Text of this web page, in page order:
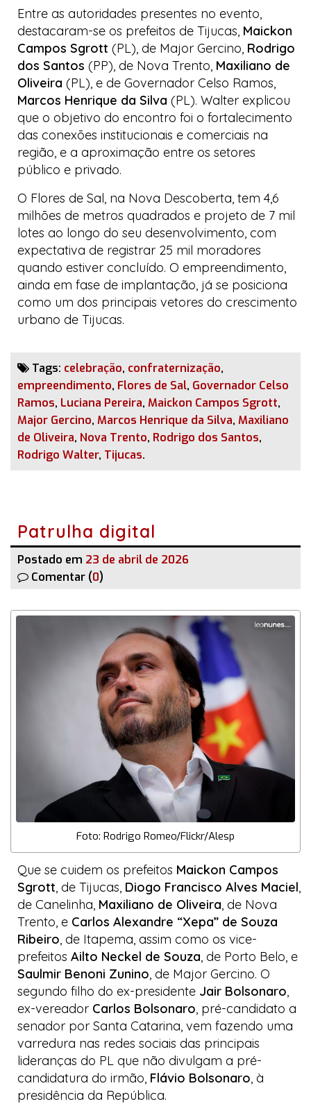
Entre as autoridades presentes no evento,
destacaram-se os prefeitos de Tijucas, Maickon
Campos Sgrott (PL), de Major Gercino, Rodrigo
dos Santos (PP), de Nova Trento, Maxiliano de
Oliveira (PL), e de Governador Celso Ramos,
Marcos Henrique da Silva (PL). Walter explicou
que o objetivo do encontro foi o fortalecimento
das conexões institucionais e comerciais na
região, e a aproximação entre os setores
público e privado.
O Flores de Sal, na Nova Descoberta, tem 4,6
milhões de metros quadrados e projeto de 7 mil
lotes ao longo do seu desenvolvimento, com
expectativa de registrar 25 mil moradores
quando estiver concluído. O empreendimento,
ainda em fase de implantação, já se posiciona
como um dos principais vetores do crescimento
urbano de Tijucas.
Tags: celebração, confraternização,
empreendimento, Flores de Sal, Governador Celso
Ramos, Luciana Pereira, Maickon Campos Sgrott,
Major Gercino, Marcos Henrique da Silva, Maxiliano
de Oliveira, Nova Trento, Rodrigo dos Santos,
Rodrigo Walter, Tijucas.
Patrulha digital
Postado em 23 de abril de 2026
Comentar (0)
Foto: Rodrigo Romeo/Flickr/Alesp
Que se cuidem os prefeitos Maickon Campos
Sgrott, de Tijucas, Diogo Francisco Alves Maciel,
de Canelinha, Maxiliano de Oliveira, de Nova
Trento, e Carlos Alexandre “Xepa” de Souza
Ribeiro, de Itapema, assim como os vice-
prefeitos Ailto Neckel de Souza, de Porto Belo, e
Saulmir Benoni Zunino, de Major Gercino. O
segundo filho do ex-presidente Jair Bolsonaro,
ex-vereador Carlos Bolsonaro, pré-candidato a
senador por Santa Catarina, vem fazendo uma
varredura nas redes sociais das principais
lideranças do PL que não divulgam a pré-
candidatura do irmão, Flávio Bolsonaro, à
presidência da República.